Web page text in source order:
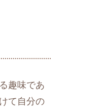
趣味であ
て自分の